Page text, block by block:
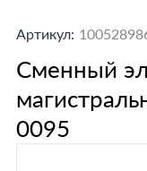
Артикул:
Сменный
0095